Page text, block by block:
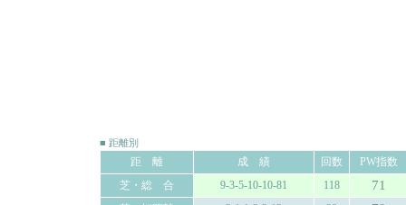
■ 距離別
距 離 成 績 回数
PW指数
芝・総 合
9-3-5-10-10-81 118 71